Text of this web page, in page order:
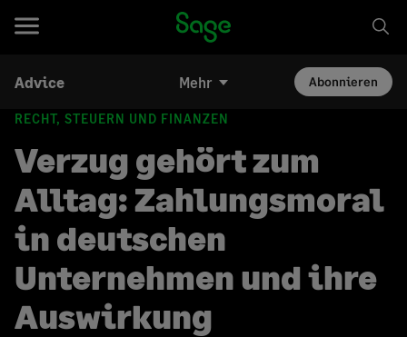
Advice Mehr Abonnieren
RECHT, STEUERN UND FINANZEN
Verzug gehört zum
Alltag: Zahlungsmoral
in deutschen
Unternehmen und ihre
Auswirkung